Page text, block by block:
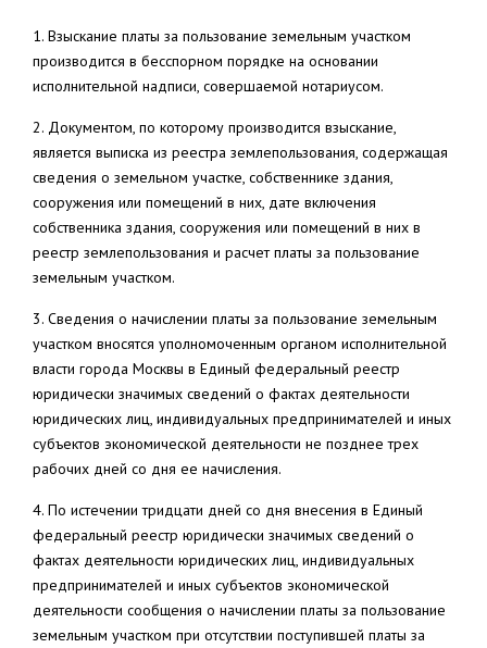
1. Взыскание платы за пользование земельным участком
производится в бесспорном порядке на основании
исполнительной надписи, совершаемой нотариусом.
2. Документом, по которому производится взыскание,
является выписка из реестра землепользования, содержащая
сведения о земельном участке, собственнике здания,
сооружения или помещений в них, дате включения
собственника здания, сооружения или помещений в них в
реестр землепользования и расчет платы за пользование
земельным участком.
3. Сведения о начислении платы за пользование земельным
участком вносятся уполномоченным органом исполнительной
власти города Москвы в Единый федеральный реестр
юридически значимых сведений о фактах деятельности
юридических лиц, индивидуальных предпринимателей и иных
субъектов экономической деятельности не позднее трех
рабочих дней со дня ее начисления.
4. По истечении тридцати дней со дня внесения в Единый
федеральный реестр юридически значимых сведений о
фактах деятельности юридических лиц, индивидуальных
предпринимателей и иных субъектов экономической
деятельности сообщения о начислении платы за пользование
земельным участком при отсутствии поступившей платы за